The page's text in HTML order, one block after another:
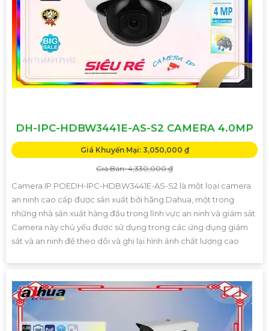
DH-IPC-HDBW3441E-AS-S2 CAMERA 4.0MP
Giá Khuyến Mại: 3,050,000 ₫
Giá Bán: 4,330,000 ₫
Camera IP POEDH-IPC-HDBW3441E-AS-S2 là một loại camera
an ninh cao cấp được sản xuất bởi hãng Dahua, một trong
những nhà sản xuất hàng đầu trong lĩnh vực an ninh và giám sát.
Camera này chủ yếu được sử dụng trong các ứng dụng giám
sát và an ninh để theo dõi và ghi lại hình ảnh chất lượng cao